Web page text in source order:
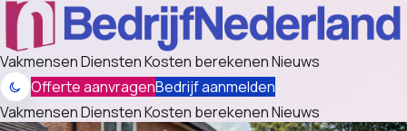
VakmensenDienstenKosten berekenenNieuws
Offerte aanvragenBedrijf aanmelden
VakmensenDienstenKosten berekenenNieuws